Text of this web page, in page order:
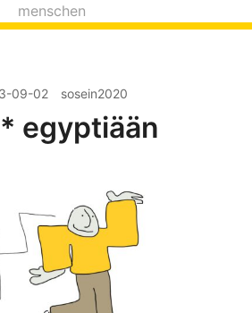
menschen
09-02 sosein2020
egyptiään